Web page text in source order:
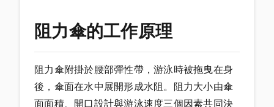
阻力傘的工作原理
阻力傘附掛於腰部彈性帶，游泳時被拖曳在身
後，傘面在水中展開形成水阻。阻力大小由傘
面面積、開口設計與游泳速度三個因素共同決